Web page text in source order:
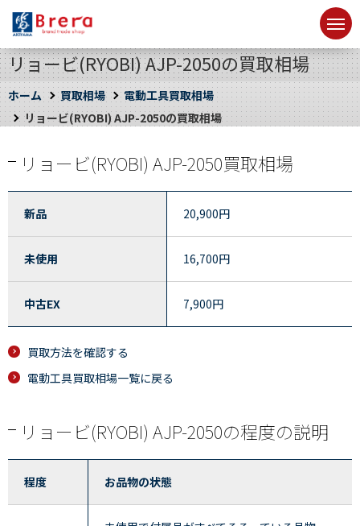
リョービ(RYOBI) AJP-2050の買取相場
ホーム 買取相場
電動工具買取相場
リョービ(RYOBI) AJP-2050の買取相場
リョービ(RYOBI) AJP-2050買取相場
新品 20,900円
未使用 16,700円
中古EX 7,900円
買取方法を確認する
電動工具買取相場一覧に戻る
リョービ(RYOBI) AJP-2050の程度の説明
程度 お品物の状態